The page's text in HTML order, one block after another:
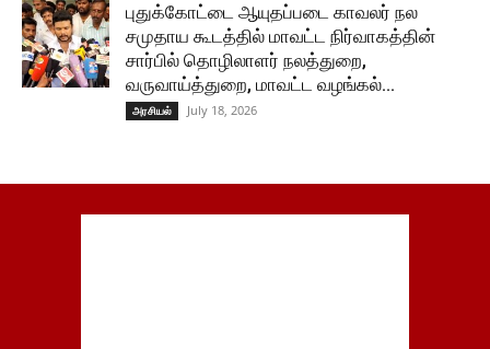
புதுக்கோட்டை ஆயுதப்படை காவலர் நல
சமுதாய கூடத்தில் மாவட்ட நிர்வாகத்தின்
சார்பில் தொழிலாளர் நலத்துறை,
வருவாய்த்துறை, மாவட்ட வழங்கல்...
அரசியல் July 18, 2026